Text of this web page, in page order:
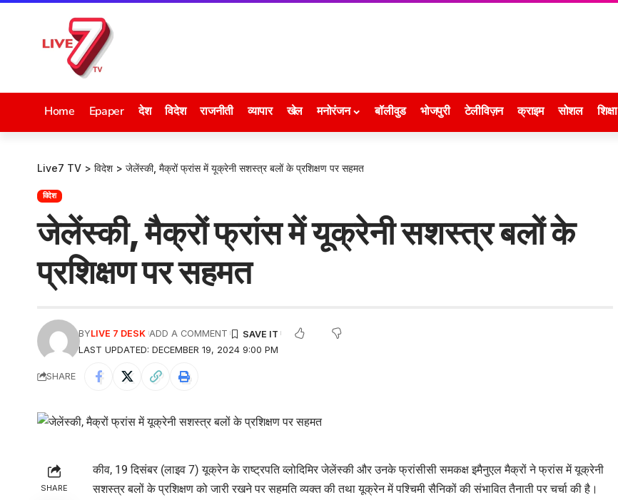
Home Epaper देश विदेश राजनीती व्यापार खेल मनोरंजन बॉलीवुड भोजपुरी टेलीविज़न क्राइम सोशल शिक्षा
Live7 TV > विदेश > जेलेंस्की, मैक्रों फ्रांस में यूक्रेनी सशस्त्र बलों के प्रशिक्षण पर सहमत
विदेश
जेलेंस्की, मैक्रों फ्रांस में यूक्रेनी सशस्त्र बलों के
प्रशिक्षण पर सहमत
LAST UPDATED: DECEMBER 19, 2024 9:00 PM
BYLIVE 7 DESK ADD A COMMENT
SHARE
SHARE
कीव, 19 दिसंबर (लाइव 7) यूक्रेन के राष्ट्रपति व्लोदिमिर जेलेंस्की और उनके फ्रांसीसी समकक्ष इमैनुएल मैक्रों ने फ्रांस में यूक्रेनी
सशस्त्र बलों के प्रशिक्षण को जारी रखने पर सहमति व्यक्त की तथा यूक्रेन में पश्चिमी सैनिकों की संभावित तैनाती पर चर्चा की है।